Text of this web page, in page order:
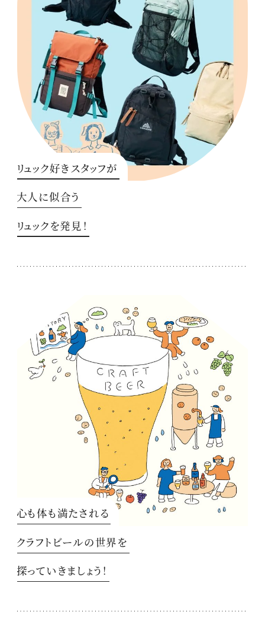
リュック好きスタッフが
大人に似合う
リュックを発見！
心も体も満たされる
クラフトビールの世界を
探っていきましょう！